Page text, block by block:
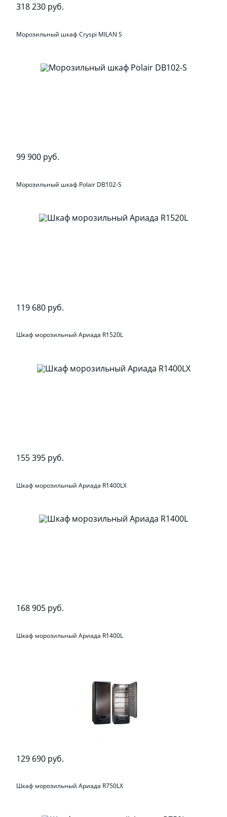
318 230 руб.
Морозильный шкаф Cryspi MILAN S
99 900 руб.
Морозильный шкаф Polair DB102-S
119 680 руб.
Шкаф морозильный Ариада R1520L
155 395 руб.
Шкаф морозильный Ариада R1400LX
168 905 руб.
Шкаф морозильный Ариада R1400L
129 690 руб.
Шкаф морозильный Ариада R750LX